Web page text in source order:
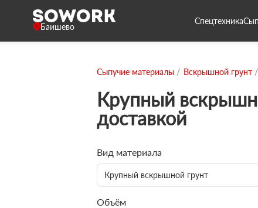
Баишево
Спецтехника
Сыпучие материалы Вскрышной грунт
Крупный
доставкой
Вид материала
Крупный вскрышной грунт
Объём